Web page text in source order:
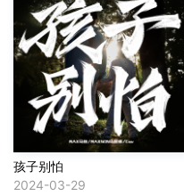
孩子别怕
2024-03-29